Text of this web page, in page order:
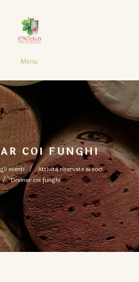
Menu
COI FUNGHI
eventi
Attività riservate ai soci
Desinar coi funghi